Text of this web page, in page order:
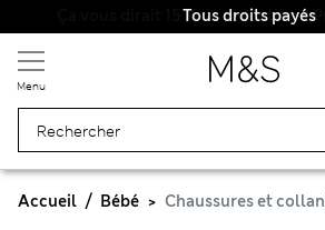
Tous droits payés
Menu
Accueil Bébé Chaussures et